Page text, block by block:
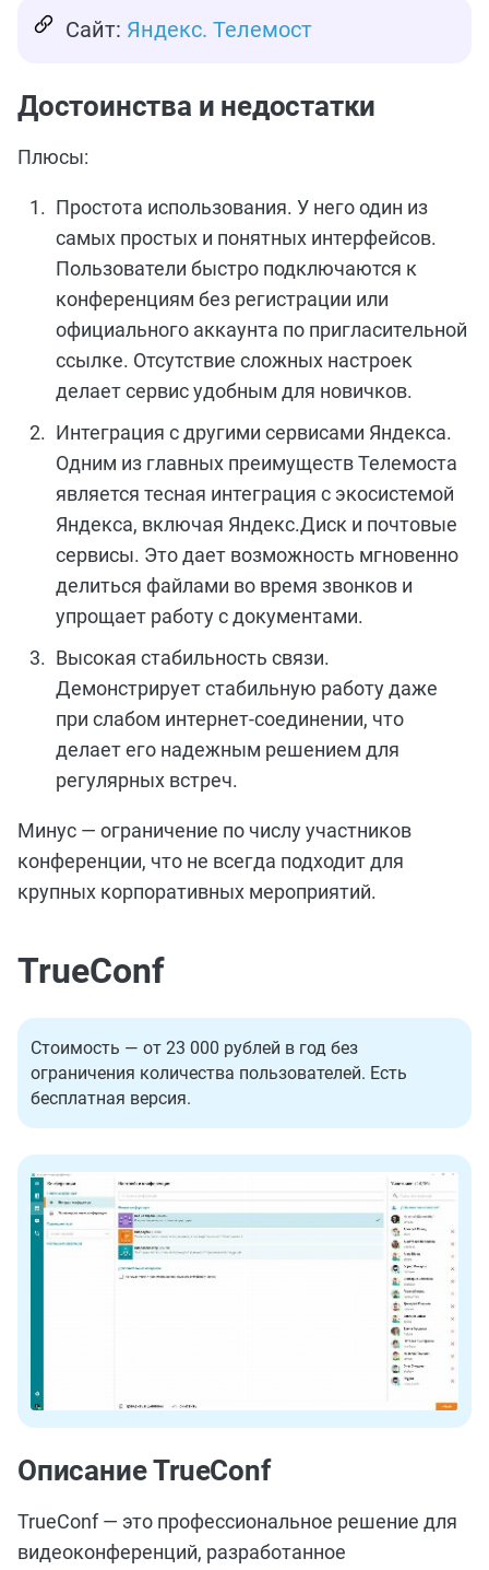
Сайт: Яндекс. Телемост
Достоинства и недостатки
Плюсы:
Простота использования. У него один из
самых простых и понятных интерфейсов.
Пользователи быстро подключаются к
конференциям без регистрации или
официального аккаунта по пригласительной
ссылке. Отсутствие сложных настроек
делает сервис удобным для новичков.
Интеграция с другими сервисами Яндекса.
Одним из главных преимуществ Телемоста
является тесная интеграция с экосистемой
Яндекса, включая Яндекс.Диск и почтовые
сервисы. Это дает возможность мгновенно
делиться файлами во время звонков и
упрощает работу с документами.
Высокая стабильность связи.
Демонстрирует стабильную работу даже
при слабом интернет-соединении, что
делает его надежным решением для
регулярных встреч.
Минус — ограничение по числу участников
конференции, что не всегда подходит для
крупных корпоративных мероприятий.
TrueConf
Стоимость — от 23 000 рублей в год без
ограничения количества пользователей. Есть
бесплатная версия.
Описание TrueConf
TrueConf — это профессиональное решение для
видеоконференций, разработанное